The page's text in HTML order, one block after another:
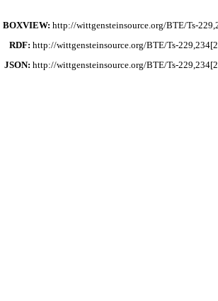
BOXVIEW: http://wittgensteinsource.org/BTE/Ts-
RDF: http://wittgensteinsource.org/BTE/Ts-
JSON: http://wittgensteinsource.org/BTE/Ts-